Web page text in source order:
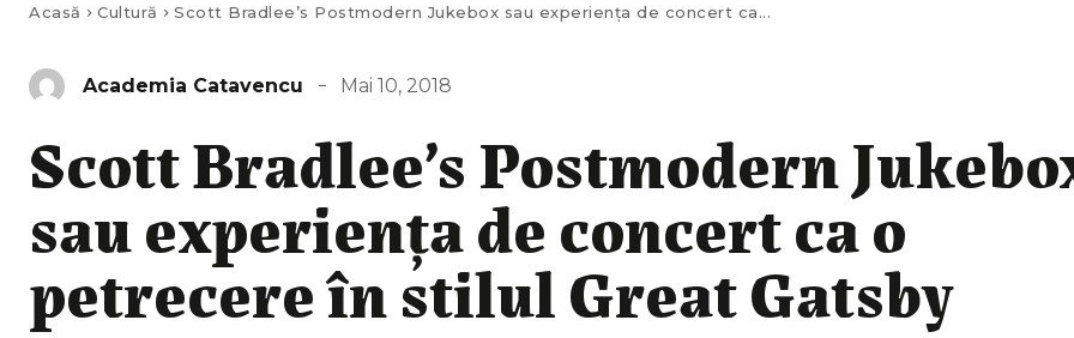
Acasă Cultură Scott Bradlee’s Postmodern Jukebox sau experiența de concert ca...
Academia Catavencu Mai 10, 2018
Scott Bradlee’s Postmodern
sau experiența de concert ca o
petrecere în stilul Great Gatsby